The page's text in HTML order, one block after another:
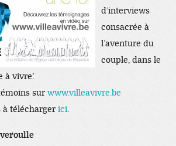
d’interviews
consacrée à
l’aventure du
couple, dans le
à vivre’.
surwww.villeavivre.be
à télécharger ici.